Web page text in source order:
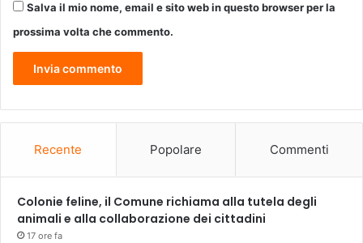
C
n
i
o
G
a
Salva il mio nome, email e sito web in questo browser per la
prossima volta che commento.
Recente Popolare Commenti
Colonie feline, il Comune richiama alla tutela degli
animali e alla collaborazione dei cittadini
17 ore fa